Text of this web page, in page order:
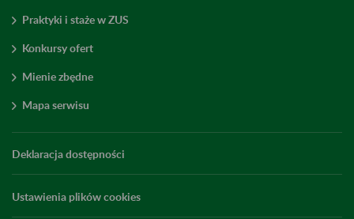
Praktyki i staże w ZUS
Konkursy ofert
Mienie zbędne
Mapa serwisu
Deklaracja dostępności
Ustawienia plików cookies